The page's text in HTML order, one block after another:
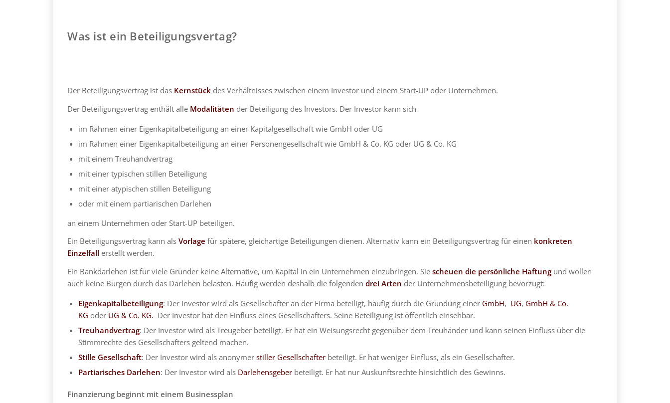
Was ist ein Beteiligungsvertag?
Der Beteiligungsvertrag ist das Kernstück des Verhältnisses zwischen einem Investor und einem Start-UP oder Unternehmen.
Der Beteiligungsvertrag enthält alle Modalitäten der Beteiligung des Investors. Der Investor kann sich
im Rahmen einer Eigenkapitalbeteiligung an einer Kapitalgesellschaft wie GmbH oder UG
im Rahmen einer Eigenkapitalbeteiligung an einer Personengesellschaft wie GmbH & Co. KG oder UG & Co. KG
mit einem Treuhandvertrag
mit einer typischen stillen Beteiligung
mit einer atypischen stillen Beteiligung
oder mit einem partiarischen Darlehen
an einem Unternehmen oder Start-UP beteiligen.
Ein Beteiligungsvertrag kann alsVorlage für spätere, gleichartige Beteiligungen dienen. Alternativ kann ein Beteiligungsvertrag für einen konkreten
Einzelfall erstellt werden.
Ein Bankdarlehen ist für viele Gründer keine Alternative, um Kapital in ein Unternehmen einzubringen. Siescheuen die persönliche Haftung und wollen
auch keine Bürgen durch das Darlehen belasten. Häufig werden deshalb die folgendendrei Arten der Unternehmensbeteiligung bevorzugt:
Eigenkapitalbeteiligung: Der Investor wird als Gesellschafter an der Firma beteiligt, häufig durch die Gründung einer GmbH, UG, GmbH & Co.
KG oder UG & Co. KG. Der Investor hat den Einfluss eines Gesellschafters. Seine Beteiligung ist öffentlich einsehbar.
Treuhandvertrag: Der Investor wird als Treugeber beteiligt. Er hat ein Weisungsrecht gegenüber dem Treuhänder und kann seinen Einfluss über die
Stimmrechte des Gesellschafters geltend machen.
Stille Gesellschaft: Der Investor wird als anonymerstiller Gesellschafter beteiligt. Er hat weniger Einfluss, als ein Gesellschafter.
Partiarisches Darlehen: Der Investor wird als Darlehensgeber beteiligt. Er hat nur Auskunftsrechte hinsichtlich des Gewinns.
Finanzierung beginnt mit einem Businessplan